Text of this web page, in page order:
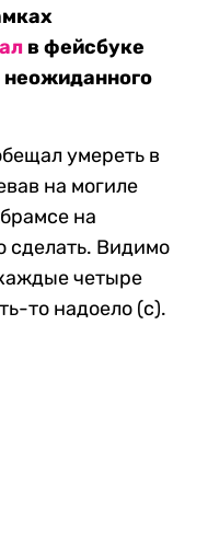
в фейсбуке
неожиданного
умереть в
на могиле
на
сделать. Видимо
четыре
то надоело (с).